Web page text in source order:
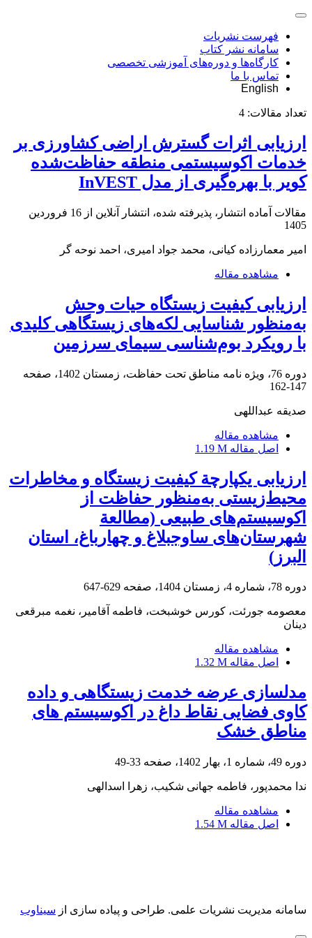
فهرست نشریات
سامانه نشر کتاب
کارگاه‌ها و دوره‌های آموزشی تخصصی
تماس با ما
English
تعداد مقالات: 4
ارزیابی اثرات گسترش اراضی کشاورزی بر
خدمات اکوسیستمی منطقه حفاظت‌شده
کویر با بهره‌گیری از مدل InVEST
مقالات آماده انتشار، پذیرفته شده، انتشار آنلاین از
16 فروردین
1405
امیر معمارزاده کیانی، محمد جواد امیری، احمد نوحه گر
مشاهده مقاله
ارزیابی کیفیت زیستگاه حیات وحش
به‌منظور شناسایی لکه‌های زیستگاهی کلیدی
با رویکرد بوم‌شناسی سیمای سرزمین
دوره 76، ویژه نامه مناطق تحت حفاظت، زمستان 1402، صفحه
147-162
صدیقه عبداللهی
مشاهده مقاله
اصل مقاله 1.19 M
ارزیابی یکپارچة کیفیت زیستگاه و مخاطرات
محیط‌زیستی به‌منظور حفاظت از
اکوسیستم‌های طبیعی (مطالعة
شهرستان‌های ساوجبلاغ و چهارباغ، استان
البرز)
دوره 78، شماره 4، زمستان 1404، صفحه 629-647
معصومه جورئت، کورس خوشبخت، فاطمه آقامیر، نغمه مبرقعی
دینان
مشاهده مقاله
اصل مقاله 1.32 M
مدلسازی عرضه خدمت زیستگاهی و داده
کاوی فضایی نقاط داغ در اکوسیستم های
مناطق خشک
دوره 49، شماره 1، بهار 1402، صفحه 33-49
ندا محمدپور، فاطمه جهانی شکیب، زهرا اسدالهی
مشاهده مقاله
اصل مقاله 1.54 M
سامانه مدیریت نشریات علمی. طراحی و پیاده سازی از سیناوب